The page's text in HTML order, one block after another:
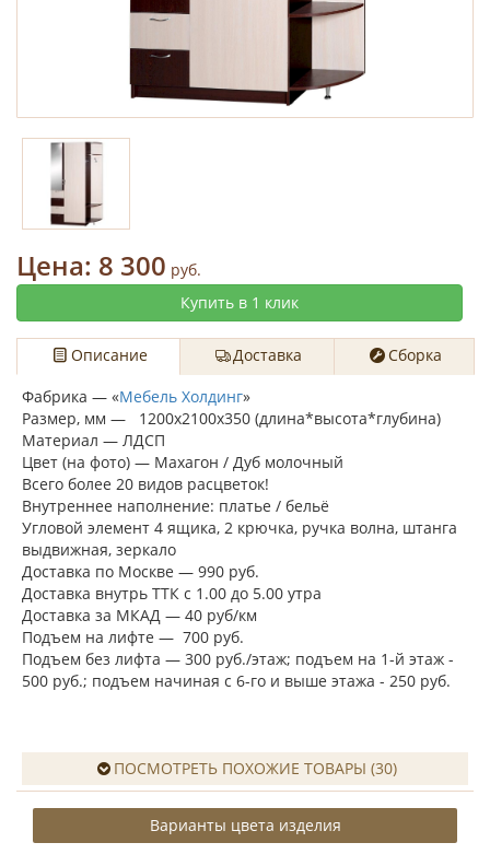
Цена: 8 300 руб.
Купить в 1 клик
Описание Доставка
Сборка
Фабрика — «Мебель Холдинг»
Размер, мм — 1200х2100х350 (длина*высота*глубина)
Материал — ЛДСП
Цвет (на фото) — Махагон / Дуб молочный
Всего более 20 видов расцветок!
Внутреннее наполнение: платье / бельё
Угловой элемент 4 ящика, 2 крючка, ручка волна, штанга
выдвижная, зеркало
Доставка по Москве — 990 руб.
Доставка внутрь ТТК с 1.00 до 5.00 утра
Доставка за МКАД — 40 руб/км
Подъем на лифте — 700 руб.
Подъем без лифта — 300 руб./этаж; подъем на 1-й этаж -
500 руб.; подъем начиная с 6-го и выше этажа - 250 руб.
ПОСМОТРЕТЬ ПОХОЖИЕ ТОВАРЫ (30)
Варианты цвета изделия